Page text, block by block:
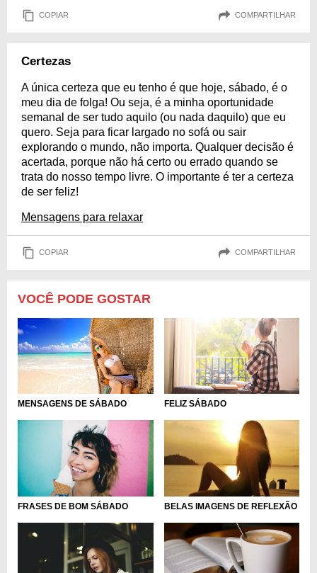
COPIAR COMPARTILHAR
Certezas
A única certeza que eu tenho é que hoje, sábado, é o
meu dia de folga! Ou seja, é a minha oportunidade
semanal de ser tudo aquilo (ou nada daquilo) que eu
quero. Seja para ficar largado no sofá ou sair
explorando o mundo, não importa. Qualquer decisão é
acertada, porque não há certo ou errado quando se
trata do nosso tempo livre. O importante é ter a certeza
de ser feliz!
Mensagens para relaxar
COPIAR COMPARTILHAR
VOCÊ PODE GOSTAR
MENSAGENS DE SÁBADO FELIZ SÁBADO
FRASES DE BOM SÁBADO BELAS IMAGENS DE REFLEXÃO